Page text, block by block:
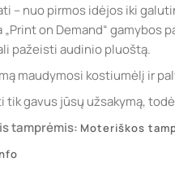
– nuo pirmos idėjos iki
on Demand“ gamybos
pažeisti audinio pluoštą.
maudymosi kostiumėlį ir
tik gavus jūsų užsakymą,
tamprėmis: Moteriškos